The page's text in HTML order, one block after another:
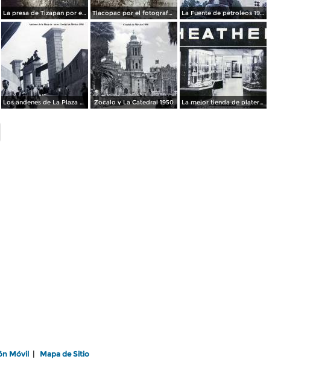
La presa de Tizapan por el fotografo Fernando Kososky. ( Circulada el 22 de Diembre de 1910 ). Tlacopac por el fotografo Hugo Brehme. La Fuente de petroleos 1950.
Los andenes de La Plaza de toros Ciudad de México 1950 Zocalo y La Catedral 1950 La mejor tienda de plateria.
Móvil Mapa de Sitio